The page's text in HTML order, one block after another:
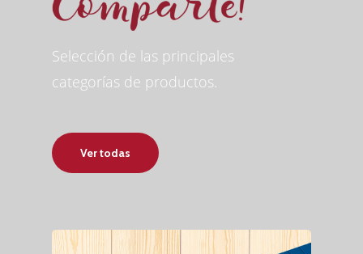
Selección de las principales
categorías de productos.
Ver todas